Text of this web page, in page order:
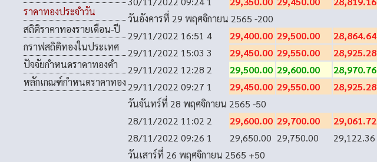
ราคาทองประจำวัน
สถิติราคาทองรายเดือน-ปี
กราฟสถิติทองในประเทศ
ปัจจัยกำหนดราคาทองคำ
หลักเกณฑ์กำหนดราคาทอง
วันอังคารที่ 29 พฤศจิกายน 2565 -200
29/11/2022 16:51 4 29,400.00 29,500.00 28,864.64
29/11/2022 15:03 3 29,450.00 29,550.00 28,925.28
29/11/2022 12:28 2 29,500.00 29,600.00 28,970.76
29/11/2022 09:27 1 29,450.00 29,550.00 28,925.28
วันจันทร์ที่ 28 พฤศจิกายน 2565 -50
28/11/2022 11:02 2 29,600.00 29,700.00 29,061.72
28/11/2022 09:26 1 29,650.00 29,750.00 29,122.36
วันเสาร์ที่ 26 พฤศจิกายน 2565 +50